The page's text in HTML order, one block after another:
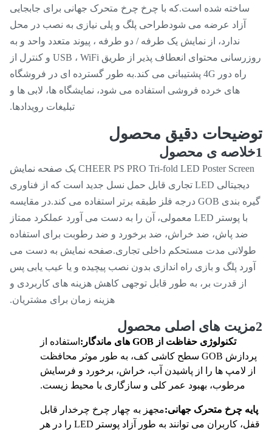
ساخته شده است.که با چرخ چرخ متحرک جهانی برای جابجایی
آزاد عرضه می شودطراحی پلگ و پلی نیازی به نصب در محل
ندارد، از نمایش یک طرفه / دو طرفه ، پیوند متعدد واحد و به
روزرسانی محتوای انعطاف پذیر از طریق USB ، WiFi و کنترل از
راه دور 4G پشتیبانی می کند.به طور گسترده ای در فروشگاه
های خرده فروشی استفاده می شود، نمایشگاه ها، لابی ها و
تبلیغات رویدادها.
دقیق محصول
CHEER PS PRO Tri-fold LED Poster Screen یک صفحه نمایش
دیجیتالی LED تجاری قابل حمل نسل جدید است که از فناوری
گیره بندی GOB درجه فلز طبقه برتر استفاده می کند.در مقایسه
با پوستر LED معمولی، آن را به دست می آورد عملکرد ممتاز
ضد پاش، ضد خراش، ضد برخورد و ضد رطوبت برای استفاده
مدت مستحکم داخلی تجاری.صفحه نمایش به دست می
پلگ و بازی راه اندازی بدون نصب پیچیده و یا عیب یابی پس
از قدرت بر، به طور قابل توجهی کاهش هزینه های کاربردی و
هزینه زمان برای مشتریان.
تکنولوژی حفاظت از GOB های ماندگار:
استفاده از
پردازش GOB سطح کاشی کف، به طور موثر محافظت
لامپ ها را از پاشیدن آب، خراش، برخورد و فرسایش
مرطوب، بهبود عمر کلی و سازگاری با محیط زیست.
چرخ متحرک جهانی:مجهز به چهار چرخ چرخدار قابل
قفل، کاربران می توانند به طور آزاد پوستر LED را در هر